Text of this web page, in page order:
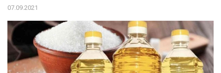
07.09.2021